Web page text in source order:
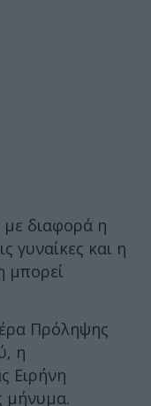
με διαφορά η
γυναίκες και η
μπορεί
Πρόληψης
η
Ειρήνη
μήνυμα.